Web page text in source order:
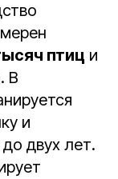
птиц и
. В
и
двух лет.